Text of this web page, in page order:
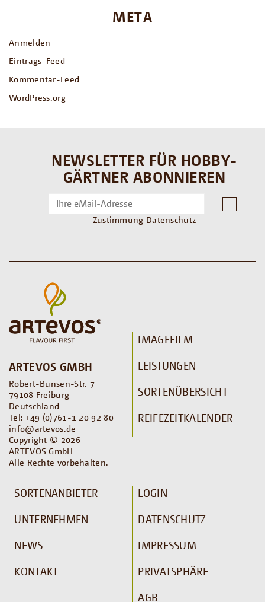
META
Anmelden
Eintrags-Feed
Kommentar-Feed
WordPress.org
NEWSLETTER FÜR HOBBY-
GÄRTNER ABONNIEREN
Zustimmung Datenschutz
ARTEVOS GMBH
Robert-Bunsen-Str. 7
79108 Freiburg
Deutschland
Tel: +49 (0)761-1 20 92 80
info@artevos.de
Copyright © 2026
ARTEVOS GmbH
Alle Rechte vorbehalten.
IMAGEFILM
LEISTUNGEN
SORTENÜBERSICHT
REIFEZEITKALENDER
SORTENANBIETER
UNTERNEHMEN
NEWS
KONTAKT
LOGIN
DATENSCHUTZ
IMPRESSUM
PRIVATSPHÄRE
AGB